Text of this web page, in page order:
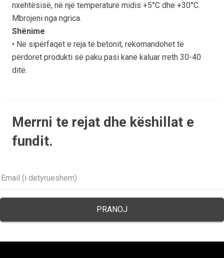
nxehtësisë, në një temperaturë midis +5°C dhe +30°C.
Mbrojeni nga ngrica.
Shënime
• Në sipërfaqet e reja të betonit, rekomandohet të
përdoret produkti së paku pasi kanë kaluar rreth 30-40
ditë.
Merrni te rejat dhe këshillat e
fundit.